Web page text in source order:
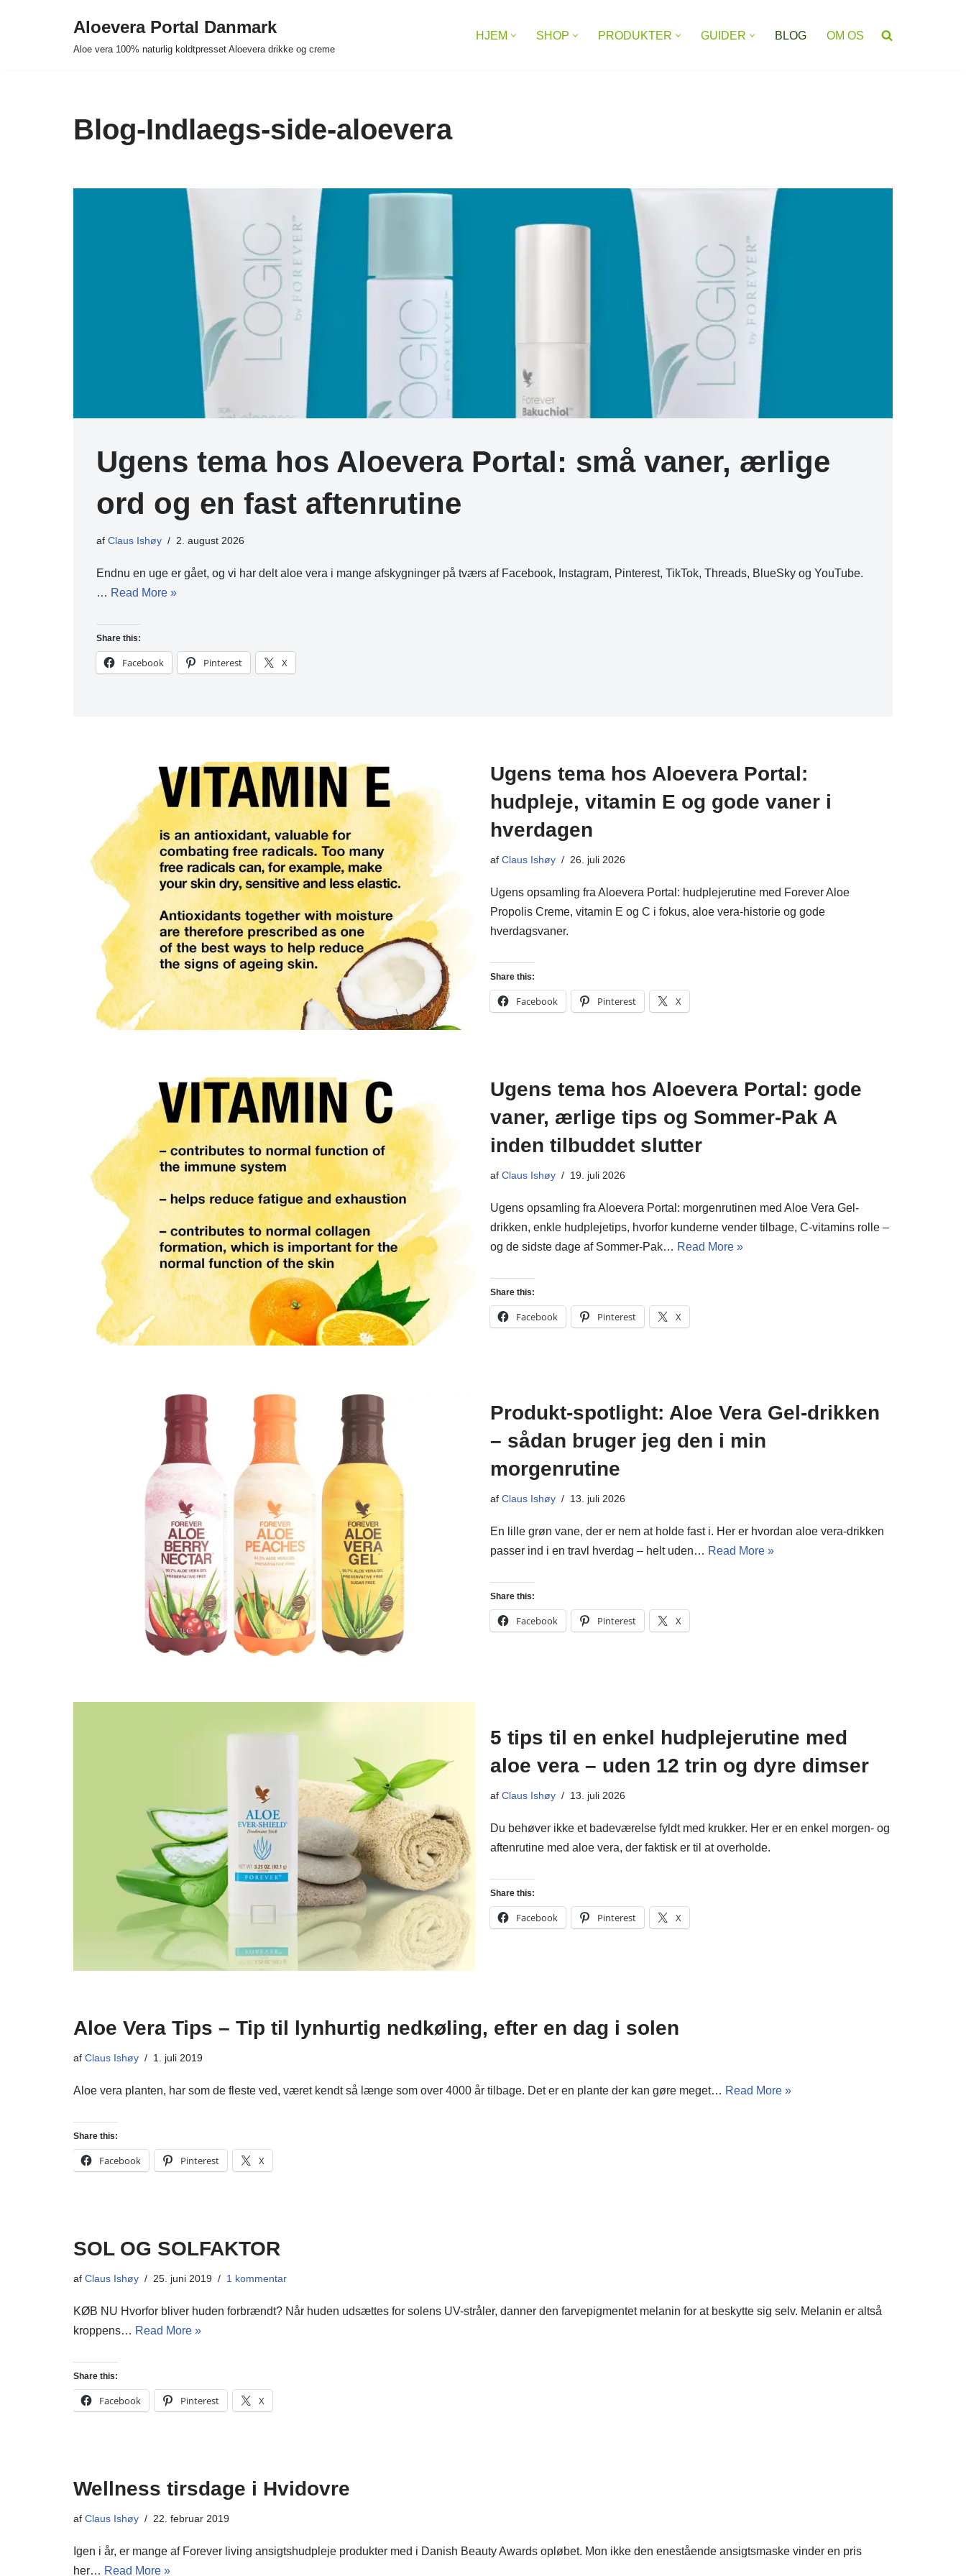
Aloevera Portal Danmark
Aloe vera 100% naturlig koldtpresset Aloevera drikke og creme
HJEM SHOP PRODUKTER GUIDER BLOG OM OS
Blog-Indlaegs-side-aloevera
Ugens tema hos Aloevera Portal: små vaner, ærlige
ord og en fast aftenrutine
af Claus Ishøy 2. august 2026
Endnu en uge er gået, og vi har delt aloe vera i mange afskygninger på tværs af Facebook, Instagram, Pinterest, TikTok, Threads, BlueSky og YouTube.
… Read More »
Share this:
Facebook Pinterest X
Ugens tema hos Aloevera Portal:
hudpleje, vitamin E og gode vaner i
hverdagen
af Claus Ishøy 26. juli 2026
Ugens opsamling fra Aloevera Portal: hudplejerutine med Forever Aloe
Propolis Creme, vitamin E og C i fokus, aloe vera-historie og gode
hverdagsvaner.
Share this:
Facebook Pinterest X
Ugens tema hos Aloevera Portal: gode
vaner, ærlige tips og Sommer-Pak A
inden tilbuddet slutter
af Claus Ishøy 19. juli 2026
Ugens opsamling fra Aloevera Portal: morgenrutinen med Aloe Vera Gel-
drikken, enkle hudplejetips, hvorfor kunderne vender tilbage, C-vitamins rolle –
og de sidste dage af Sommer-Pak… Read More »
Share this:
Facebook Pinterest X
Produkt-spotlight: Aloe Vera Gel-drikken
– sådan bruger jeg den i min
morgenrutine
af Claus Ishøy 13. juli 2026
En lille grøn vane, der er nem at holde fast i. Her er hvordan aloe vera-drikken
passer ind i en travl hverdag – helt uden… Read More »
Share this:
Facebook Pinterest X
5 tips til en enkel hudplejerutine med
aloe vera – uden 12 trin og dyre dimser
af Claus Ishøy 13. juli 2026
Du behøver ikke et badeværelse fyldt med krukker. Her er en enkel morgen- og
aftenrutine med aloe vera, der faktisk er til at overholde.
Share this:
Facebook Pinterest X
Aloe Vera Tips – Tip til lynhurtig nedkøling, efter en dag i solen
af Claus Ishøy 1. juli 2019
Aloe vera planten, har som de fleste ved, været kendt så længe som over 4000 år tilbage. Det er en plante der kan gøre meget… Read More »
Share this:
Facebook Pinterest X
SOL OG SOLFAKTOR
af Claus Ishøy 25. juni 2019 1 kommentar
KØB NU Hvorfor bliver huden forbrændt? Når huden udsættes for solens UV-stråler, danner den farvepigmentet melanin for at beskytte sig selv. Melanin er altså
kroppens… Read More »
Share this:
Facebook Pinterest X
Wellness tirsdage i Hvidovre
af Claus Ishøy 22. februar 2019
Igen i år, er mange af Forever living ansigtshudpleje produkter med i Danish Beauty Awards opløbet. Mon ikke den enestående ansigtsmaske vinder en pris
her… Read More »